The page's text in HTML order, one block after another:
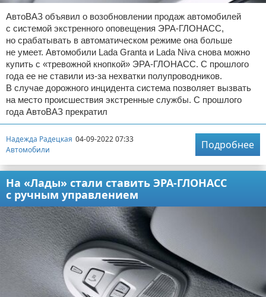
АвтоВАЗ объявил о возобновлении продаж автомобилей
с системой экстренного оповещения ЭРА-ГЛОНАСС,
но срабатывать в автоматическом режиме она больше
не умеет. Автомобили Lada Granta и Lada Niva снова можно
купить с «тревожной кнопкой» ЭРА-ГЛОНАСС. С прошлого
года ее не ставили из-за нехватки полупроводников.
В случае дорожного инцидента система позволяет вызвать
на место происшествия экстренные службы. С прошлого
года АвтоВАЗ прекратил
Надежда Радецкая 04-09-2022 07:33
Автомобили
Подробнее
На «Лады» стали ставить ЭРА-ГЛОНАСС
с ручным управлением